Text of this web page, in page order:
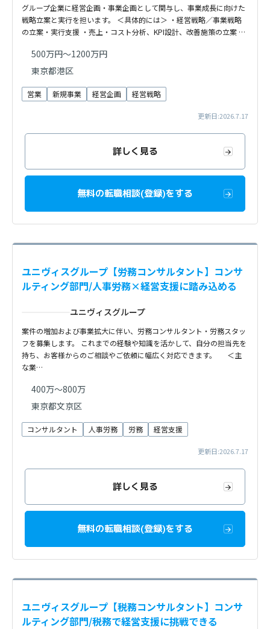
グループ企業に経営企画・事業企画として関与し、事業成長に向けた
戦略立案と実行を担います。 ＜具体的には＞ ・経営戦略／事業戦略
の立案・実行支援 ・売上・コスト分析、KPI設計、改善施策の立案 …
500万円～1200万円
東京都港区
営業 新規事業 経営企画 経営戦略
更新日:2026.7.17
詳しく見る
無料の転職相談(登録)をする
ユニヴィスグループ【労務コンサルタント】コンサ
ルティング部門/人事労務×経営支援に踏み込める
ユニヴィスグループ
案件の増加および事業拡大に伴い、労務コンサルタント・労務スタッ
フを募集します。 これまでの経験や知識を活かして、自分の担当先を
持ち、お客様からのご相談やご依頼に幅広く対応できます。 ＜主
な業…
400万〜800万
東京都文京区
コンサルタント 人事労務 労務 経営支援
更新日:2026.7.17
詳しく見る
無料の転職相談(登録)をする
ユニヴィスグループ【税務コンサルタント】コンサ
ルティング部門/税務で経営支援に挑戦できる